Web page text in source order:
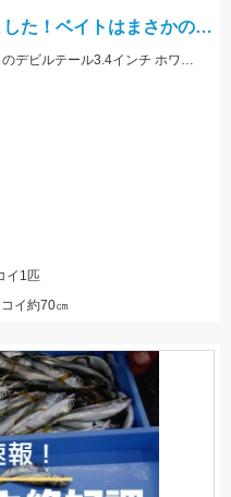
た！ベイトはまさかの…
コアマンのパワーヘッド3ｇにスラッシュのデビルテール3.4インチ ホワイトシルバーで釣れました！
イ1匹
イ約70㎝